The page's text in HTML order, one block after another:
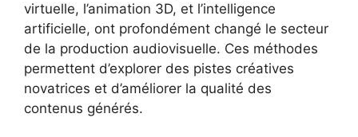
virtuelle, l’animation 3D, et l’intelligence
artificielle, ont profondément changé le secteur
de la production audiovisuelle. Ces méthodes
permettent d’explorer des pistes créatives
novatrices et d’améliorer la qualité des
contenus générés.